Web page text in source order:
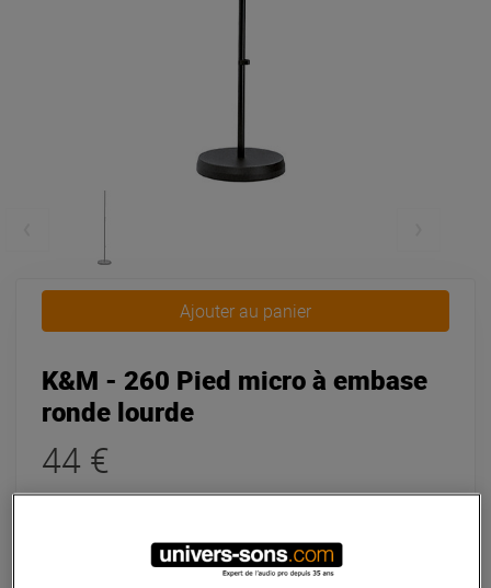
Ajouter au panier
K&M - 260 Pied micro à embase
ronde lourde
44 €
Habituellement expédié sous 48h